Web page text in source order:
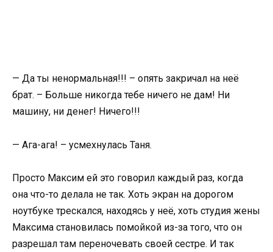
— Да ты ненормальная!!! – опять закричал на неё
брат. – Больше никогда тебе ничего не дам! Ни
машину, ни денег! Ничего!!!
— Ага-ага! – усмехнулась Таня.
Просто Максим ей это говорил каждый раз, когда
она что-то делала не так. Хоть экран на дорогом
ноутбуке трескался, находясь у неё, хоть студия жены
Максима становилась помойкой из-за того, что он
разрешал там переночевать своей сестре. И так